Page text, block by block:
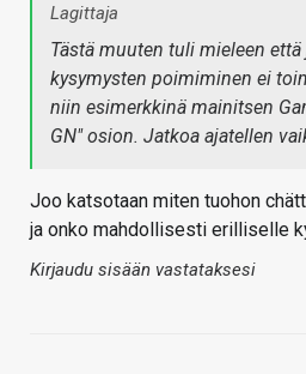
Lagittaja
Tästä muuten tuli mieleen että
kysymysten poimiminen ei
niin esimerkkinä mainitsen
GN" osion. Jatkoa ajatellen
Joo katsotaan miten tuohon
ja onko mahdollisesti erilliselle
Kirjaudu sisään vastataksesi